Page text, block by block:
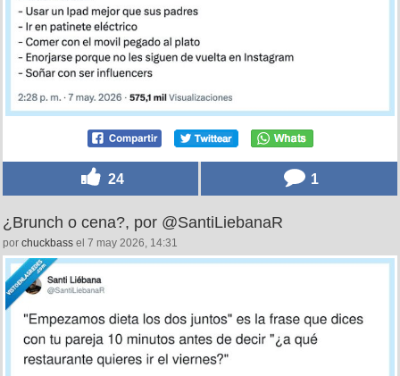
24 1
¿Brunch o cena?, por @SantiLiebanaR
por chuckbass el 7 may 2026, 14:31